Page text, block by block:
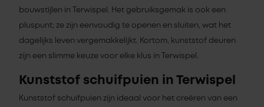
bouwstijlen in Terwispel. Het gebruiksgemak is ook een
pluspunt; ze zijn eenvoudig te openen en sluiten, wat het
dagelijks leven vergemakkelijkt. Kortom, kunststof deuren
zijn een slimme keuze voor elke klus in Terwispel.
Kunststof schuifpuien in Terwispel
Kunststof schuifpuien zijn ideaal voor het creëren van een